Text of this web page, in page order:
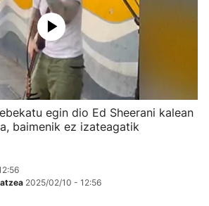
egin dio Ed Sheerani kalean
baimenik ez izateagatik
2025/02/10 - 12:56